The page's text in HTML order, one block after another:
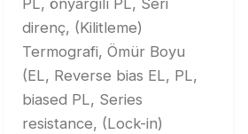
PL, önyargılı PL, Seri
direnç, (Kilitleme)
Termografi, Ömür Boyu
(EL, Reverse bias EL, PL,
biased PL, Series
resistance, (Lock-in)